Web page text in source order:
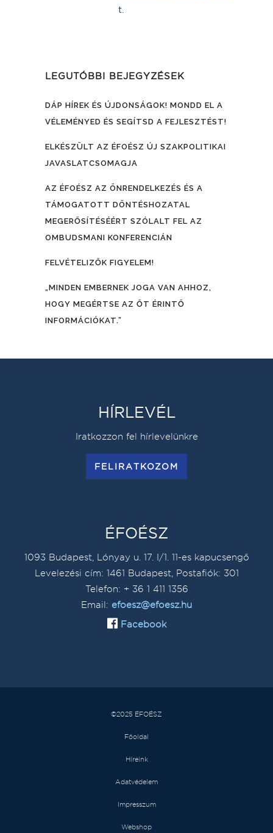
t.
LEGUTÓBBI BEJEGYZÉSEK
DÁP HÍREK ÉS ÚJDONSÁGOK! MONDD EL A
VÉLEMÉNYED ÉS SEGÍTSD A FEJLESZTÉST!
ELKÉSZÜLT AZ ÉFOÉSZ ÚJ SZAKPOLITIKAI
JAVASLATCSOMAGJA
AZ ÉFOÉSZ AZ ÖNRENDELKEZÉS ÉS A
TÁMOGATOTT DÖNTÉSHOZATAL
MEGERŐSÍTÉSÉÉRT SZÓLALT FEL AZ
OMBUDSMANI KONFERENCIÁN
FELVÉTELIZŐK FIGYELEM!
„MINDEN EMBERNEK JOGA VAN AHHOZ,
HOGY MEGÉRTSE AZ ŐT ÉRINTŐ
INFORMÁCIÓKAT.”
HÍRLEVÉL
Iratkozzon fel hírlevelünkre
FELIRATKOZOM
ÉFOÉSZ
1093 Budapest, Lónyay u. 17. I/1. 11-es kapucsengő
Levelezési cím: 1461 Budapest, Postafiók: 301
Telefon: + 36 1 411 1356
Email: efoesz@efoesz.hu
Facebook
©2025 ÉFOÉSZ
Főoldal
Híreink
Adatvédelem
Impresszum
Webshop